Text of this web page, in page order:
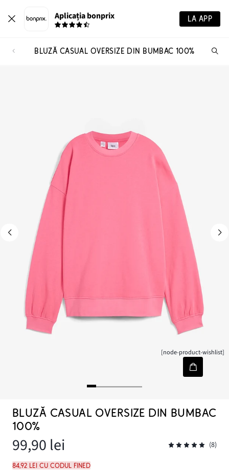
Aplicația bonprix LA APP
BLUZĂ CASUAL OVERSIZE DIN BUMBAC 100%
[node-product-wishlist]
BLUZĂ CASUAL OVERSIZE DIN BUMBAC
100%
99,90 lei (8)
84,92 lei cu codul FINED